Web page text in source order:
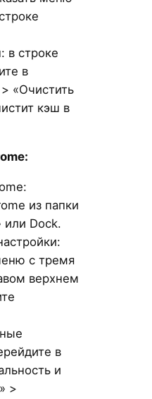
в строке
в
«Очистить
кэш в
из папки
Dock.
с тремя
верхнем
в
и
>